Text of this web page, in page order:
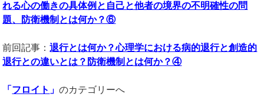
れる心の働きの具体例と自己と他者の境界の不明確性の問
題、防衛機制とは何か？⑥
前回記事：退行とは何か？心理学における病的退行と創造的
退行との違いとは？防衛機制とは何か？④
「 フロイト 」のカテゴリーへ